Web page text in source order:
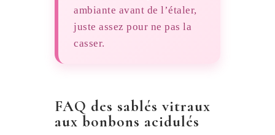
ambiante avant de l’étaler,
juste assez pour ne pas la
casser.
FAQ des sablés vitraux
aux bonbons acidulés